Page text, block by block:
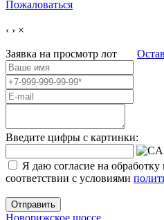
Пожаловаться
‹ › ×
Заявка на просмотр лот
Введите цифры с картинки:
Я даю согласие на
соответствии с условиями
Отправить
Новорижское шоссе